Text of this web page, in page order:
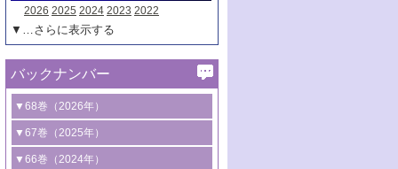
2026 2025 2024 2023 2022
▼…さらに表示する
バックナンバー
▼68巻（2026年）
1号 過酸化水素合成に関する研究動向
2号 コンピューター技術により加速する
▼67巻（2025年）
1号 CO
水素化によるグリーン燃料/グリ
▼66巻（2024年）